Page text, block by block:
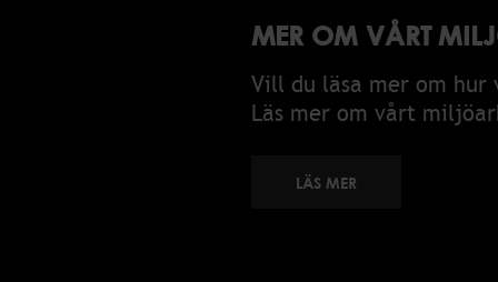
MER OM VÅRT
Vill du läsa mer om
Läs mer om vårt
LÄS MER